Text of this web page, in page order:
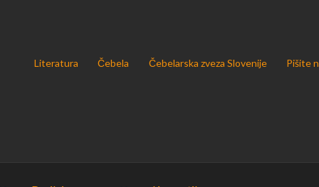
Literatura Čebela Čebelarska zveza Slovenije Pišite